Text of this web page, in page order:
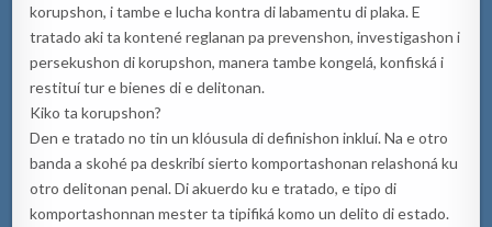
korupshon, i tambe e lucha kontra di labamentu di plaka. E
tratado aki ta kontené reglanan pa prevenshon, investigashon i
persekushon di korupshon, manera tambe kongelá, konfiská i
restituí tur e bienes di e delitonan.
Kiko ta korupshon?
Den e tratado no tin un klóusula di definishon inkluí. Na e otro
banda a skohé pa deskribí sierto komportashonan relashoná ku
otro delitonan penal. Di akuerdo ku e tratado, e tipo di
komportashonnan mester ta tipifiká komo un delito di estado.